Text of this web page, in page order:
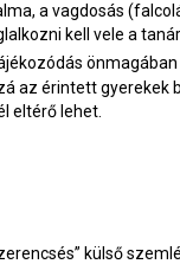
a vagdosás
kell vele a
az érintett
eltérő lehet.
külső